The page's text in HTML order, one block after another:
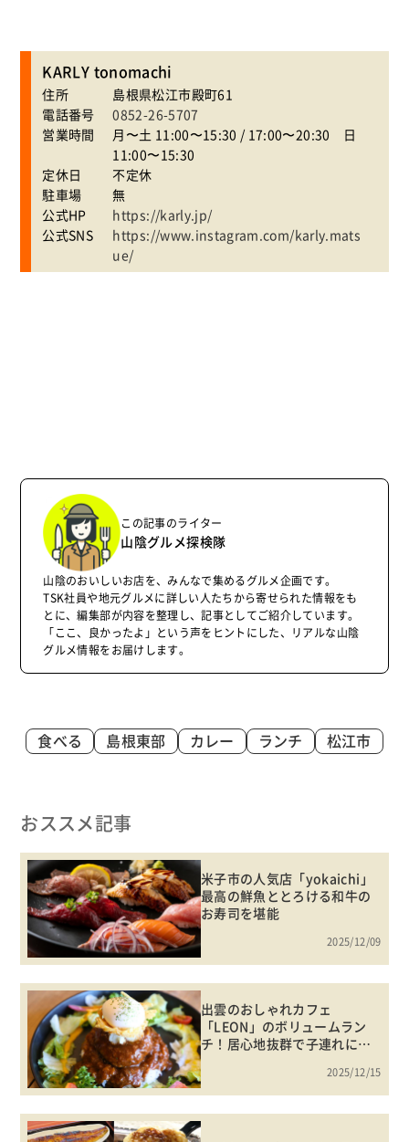
KARLY tonomachi
住所
島根県松江市殿町61
電話番号
0852-26-5707
営業時間
月〜土 11:00〜15:30 / 17:00〜20:30 日
11:00〜15:30
定休日
不定休
駐車場
無
公式HP
https://karly.jp/
公式SNS
https://www.instagram.com/karly.mats
ue/
この記事のライター
山陰グルメ探検隊
山陰のおいしいお店を、みんなで集めるグルメ企画です。
TSK社員や地元グルメに詳しい人たちから寄せられた情報をも
とに、編集部が内容を整理し、記事としてご紹介しています。
「ここ、良かったよ」という声をヒントにした、リアルな山陰
グルメ情報をお届けします。
食べる 島根東部 カレー ランチ 松江市
おススメ記事
米子市の人気店「yokaichi」
最高の鮮魚ととろける和牛の
お寿司を堪能
2025/12/09
出雲のおしゃれカフェ
「LEON」のボリュームラン
チ！居心地抜群で子連れにも
おすすめ
2025/12/15